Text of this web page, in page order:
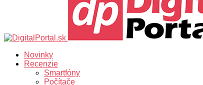
Novinky
Recenzie
Smartfóny
Počítače